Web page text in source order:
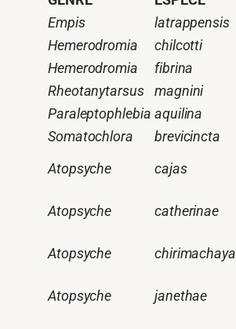
Empis
latrappensis
Hemerodromia
chilcotti
Hemerodromia
fibrina
Rheotanytarsus
magnini
Paraleptophlebia aquilina
Somatochlora
brevicincta
Atopsyche
cajas
Atopsyche catherinae
Atopsyche chirimachaya
Atopsyche janethae